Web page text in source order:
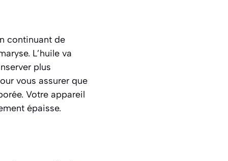
continuant de
L’huile va
plus
vous assurer que
Votre appareil
épaisse.